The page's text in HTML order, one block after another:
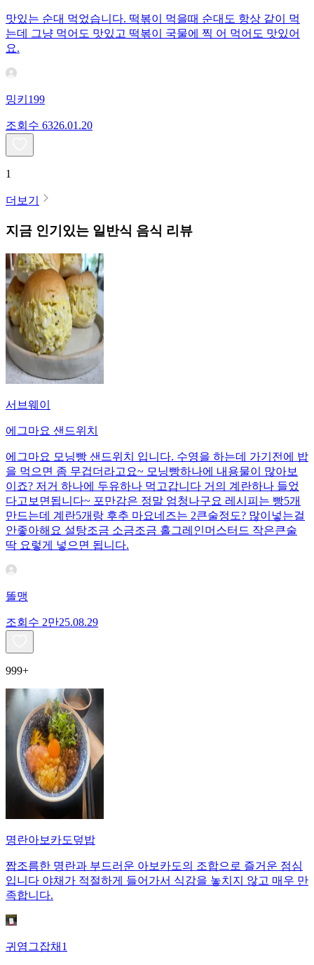
맛있는 순대 먹었습니다. 떡볶이 먹을때 순대도 항상 같이 먹
는데 그냥 먹어도 맛있고 떡볶이 국물에 찍 어 먹어도 맛있어
요.
밍키199
조회수 6326.01.20
1
더보기
지금 인기있는 일반식 음식 리뷰
서브웨이
에그마요 샌드위치
에그마요 모닝빵 샌드위치 입니다. 수영을 하는데 가기전에 밥
을 먹으면 좀 무겁더라고요~ 모닝빵하나에 내용물이 많아보
이죠? 저거 하나에 두유하나 먹고갑니다 거의 계란하나 들었
다고보면됩니다~ 포만감은 정말 엄청나구요 레시피는 빵5개
만드는데 계란5개랑 후추 마요네즈는 2큰술정도? 많이넣는걸
안좋아해요 설탕조금 소금조금 홀그레인머스터드 작은큰술
딱 요렇게 넣으면 됩니다.
똘맹
조회수 2만25.08.29
999+
명란아보카도덮밥
짭조름한 명란과 부드러운 아보카도의 조합으로 즐거운 점심
입니다 야채가 적절하게 들어가서 식감을 놓치지 않고 매우 만
족합니다.
귀염그잡채1